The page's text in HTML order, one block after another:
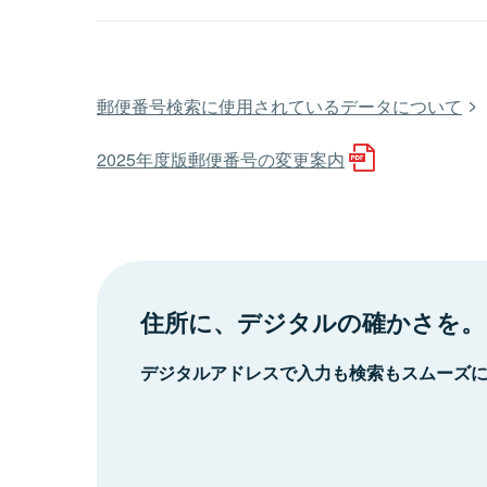
郵便番号検索に使用されているデータについて
2025年度版郵便番号の変更案内
住所に、デジタルの確かさを。
デジタルアドレスで入力も検索もスムーズ